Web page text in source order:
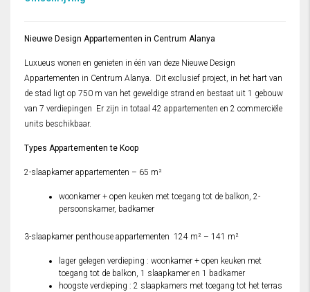
Nieuwe Design Appartementen in Centrum Alanya
Luxueus wonen en genieten in één van deze Nieuwe Design
Appartementen in Centrum Alanya. Dit exclusief project, in het hart van
de stad ligt op 750 m van het geweldige strand en bestaat uit 1 gebouw
van 7 verdiepingen Er zijn in totaal 42 appartementen en 2 commerciële
units beschikbaar.
Types Appartementen te Koop
2-slaapkamer appartementen – 65 m²
woonkamer + open keuken met toegang tot de balkon, 2-
persoonskamer, badkamer
3-slaapkamer penthouse appartementen 124 m² – 141 m²
lager gelegen verdieping : woonkamer + open keuken met
toegang tot de balkon, 1 slaapkamer en 1 badkamer
hoogste verdieping : 2 slaapkamers met toegang tot het terras